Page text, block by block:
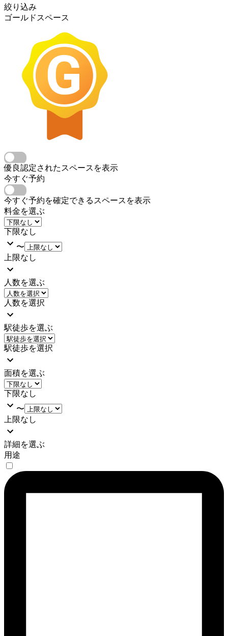
絞り込み
ゴールドスペース
優良認定されたスペースを表示
今すぐ予約
今すぐ予約を確定できるスペースを表示
料金を選ぶ
下限なし
〜
上限なし
人数を選ぶ
人数を選択
駅徒歩を選ぶ
駅徒歩を選択
面積を選ぶ
下限なし
〜
上限なし
詳細を選ぶ
用途